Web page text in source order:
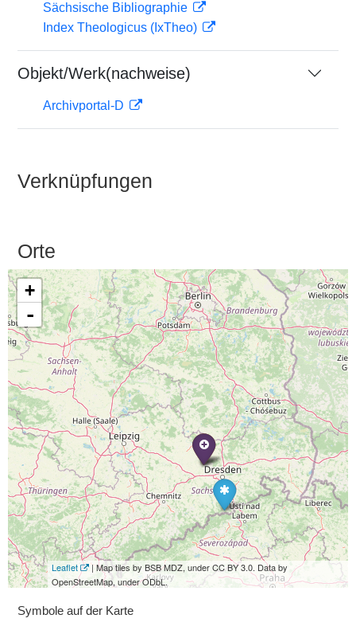
Sächsische Bibliographie
Index Theologicus (IxTheo)
Objekt/Werk(nachweise)
Archivportal-D
Verknüpfungen
Orte
+
-
Leaflet
| Map tiles by BSB MDZ, under CC BY 3.0. Data by
OpenStreetMap, under ODbL.
Symbole auf der Karte